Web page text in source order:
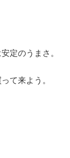
定のうまさ。
て来よう。